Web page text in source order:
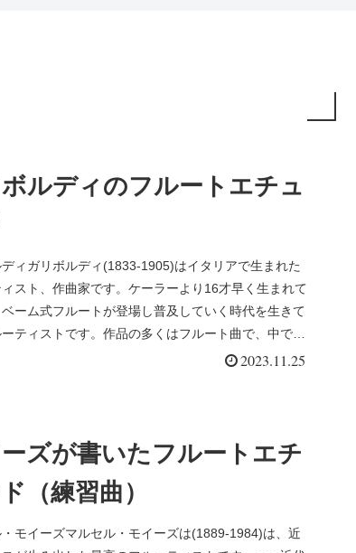
ルディのフルートエチュ
ィガリボルディ(1833-1905)はイタリアで生まれた
スト、作曲家です。ケーラーより16才早く生まれて
ーム式フルートが登場し普及していく時代を生きて
ティストです。作品の多くはフルート曲で、中でも
2023.11.25
ズが書いたフルートエチ
（練習曲）
モイーズマルセル・モイーズは(1889-1984)は、近